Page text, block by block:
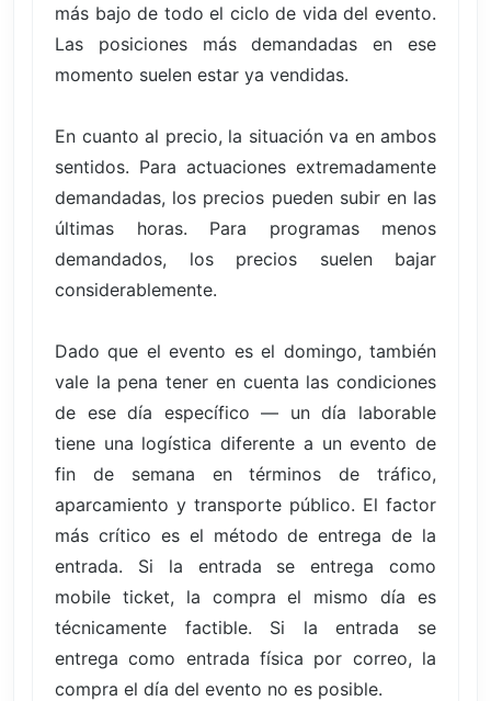
más bajo de todo el ciclo de vida del evento.
Las posiciones más demandadas en ese
momento suelen estar ya vendidas.
En cuanto al precio, la situación va en ambos
sentidos. Para actuaciones extremadamente
demandadas, los precios pueden subir en las
últimas horas. Para programas menos
demandados, los precios suelen bajar
considerablemente.
Dado que el evento es el domingo, también
vale la pena tener en cuenta las condiciones
de ese día específico — un día laborable
tiene una logística diferente a un evento de
fin de semana en términos de tráfico,
aparcamiento y transporte público. El factor
más crítico es el método de entrega de la
entrada. Si la entrada se entrega como
mobile ticket, la compra el mismo día es
técnicamente factible. Si la entrada se
entrega como entrada física por correo, la
compra el día del evento no es posible.